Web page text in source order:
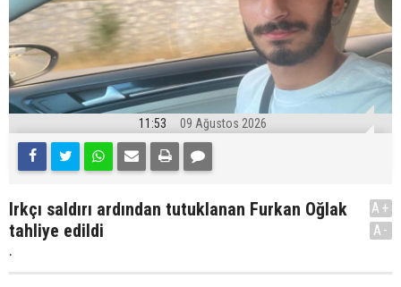
11:53 09 Ağustos 2026
Irkçı saldırı ardından tutuklanan Furkan Oğlak
tahliye edildi
.
A+
A-